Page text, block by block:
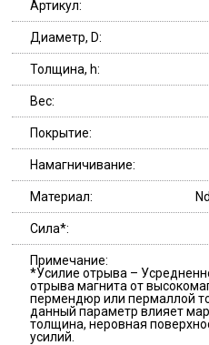
Артикул:
Диаметр, D:
Толщина, h:
Вес:
Покрытие:
Намагничивание:
Материал:
Сила*:
Примечание:
*Усилие отрыва –
отрыва магнита от
пермендюр или пермаллой
данный параметр влияет
толщина, неровная
усилий.